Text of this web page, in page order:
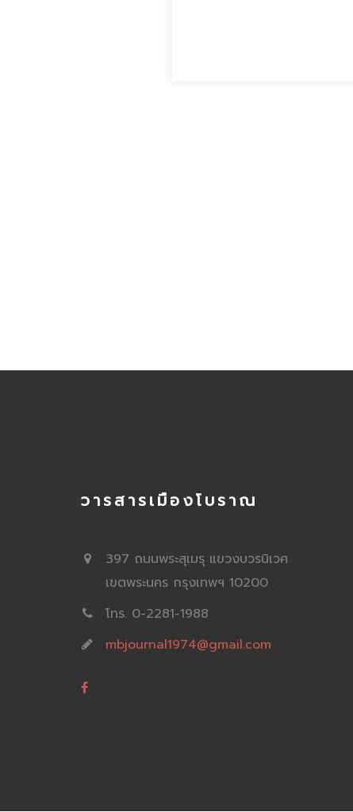
วารสารเมืองโบราณ
397 ถนนพระสุเมรุ แขวงบวรนิเวศ
เขตพระนคร กรุงเทพฯ 10200
โทร. 0-2281-1988
mbjournal1974@gmail.com